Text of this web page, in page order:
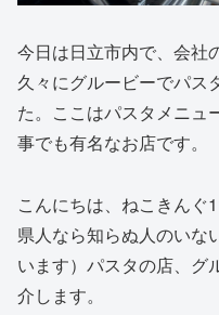
今日は日立市内で、会社
久々にグルービーでパス
た。ここはパスタメニュ
事でも有名なお店です。
こんにちは、ねこきんぐ
県人なら知らぬ人のいな
います）パスタの店、グ
介します。